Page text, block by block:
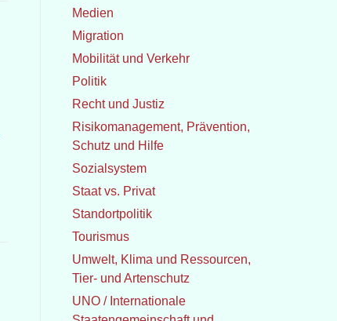
Medien
Migration
Mobilität und Verkehr
Politik
Recht und Justiz
Risikomanagement, Prävention,
Schutz und Hilfe
Sozialsystem
Staat vs. Privat
Standortpolitik
Tourismus
Umwelt, Klima und Ressourcen,
Tier- und Artenschutz
UNO / Internationale